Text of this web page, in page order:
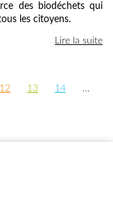
des biodéchets qui
les citoyens.
Lire la suite
12 13 14
…